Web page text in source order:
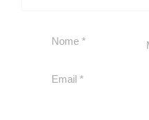
para São Paulo